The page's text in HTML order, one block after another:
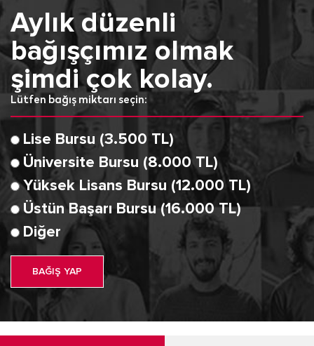
Aylık düzenli
bağışçımız olmak
şimdi çok kolay.
Lütfen bağış miktarı seçin:
Lise Bursu (3.500 TL)
Üniversite Bursu (8.000 TL)
Yüksek Lisans Bursu (12.000 TL)
Üstün Başarı Bursu (16.000 TL)
Diğer
BAĞIŞ YAP